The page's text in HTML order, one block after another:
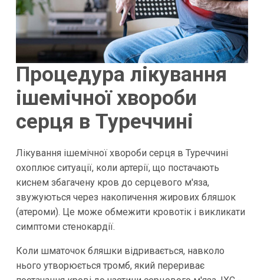
Процедура лікування
ішемічної хвороби
серця в Туреччині
Лікування ішемічної хвороби серця в Туреччині
охоплює ситуації, коли артерії, що постачають
киснем збагачену кров до серцевого м'яза,
звужуються через накопичення жирових бляшок
(атероми). Це може обмежити кровотік і викликати
симптоми стенокардії.
Коли шматочок бляшки відривається, навколо
нього утворюється тромб, який перериває